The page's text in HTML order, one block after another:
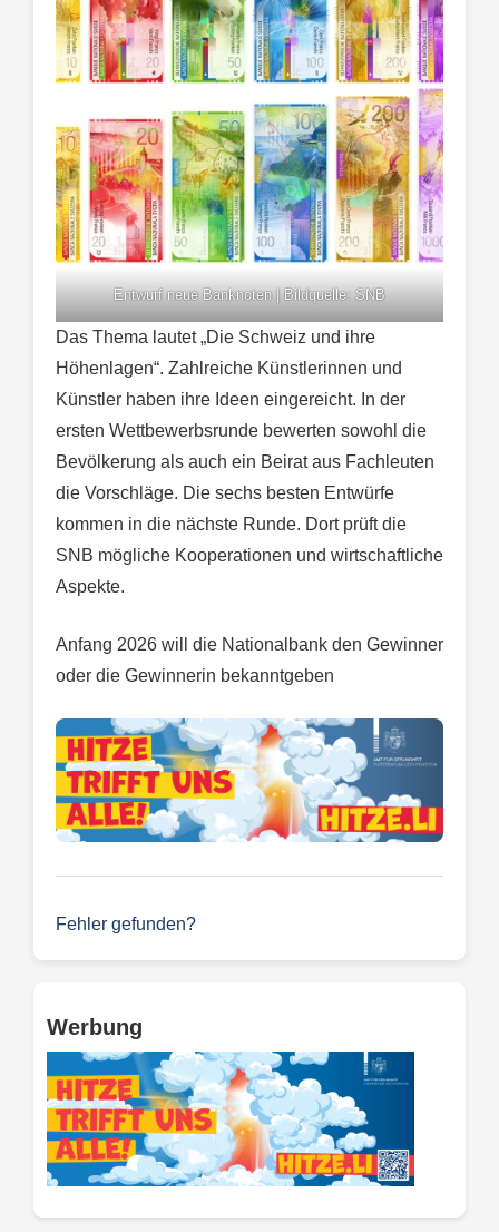
Entwurf neue Banknoten | Bildquelle: SNB
Das Thema lautet „Die Schweiz und ihre
Höhenlagen“. Zahlreiche Künstlerinnen und
Künstler haben ihre Ideen eingereicht. In der
ersten Wettbewerbsrunde bewerten sowohl die
Bevölkerung als auch ein Beirat aus Fachleuten
die Vorschläge. Die sechs besten Entwürfe
kommen in die nächste Runde. Dort prüft die
SNB mögliche Kooperationen und wirtschaftliche
Aspekte.
Anfang 2026 will die Nationalbank den Gewinner
oder die Gewinnerin bekanntgeben
Fehler gefunden?
Werbung